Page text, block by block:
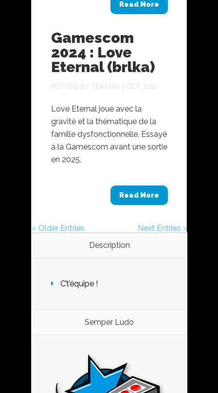
Read More
Gamescom
2024 : Love
Eternal (brlka)
POSTED BY TEIKI ON 3 OCT, 2024
Love Eternal joue avec la
gravité et la thématique de la
famille dysfonctionnelle. Essayé
à la Gamescom avant une sortie
en 2025.
Read More
« Older Entries
Next Entries »
Description
C’t’équipe !
Semper Ludo